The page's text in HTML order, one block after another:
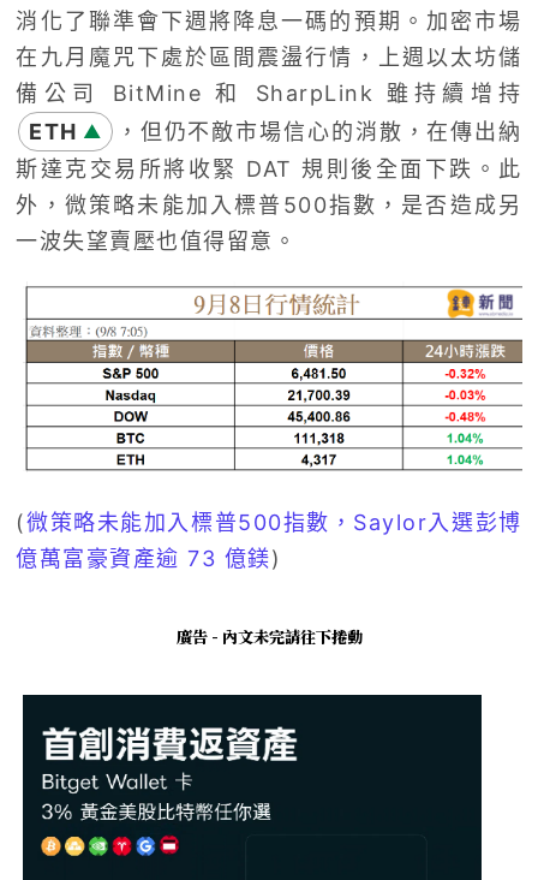
消化了聯準會下週將降息一碼的預期。加密市場
在九月魔咒下處於區間震盪行情，上週以太坊儲
備公司 BitMine 和 SharpLink 雖持續增持
ETH ▲
，但仍不敵市場信心的消散，在傳出納
斯達克交易所將收緊 DAT 規則後全面下跌。此
外，微策略未能加入標普500指數，是否造成另
一波失望賣壓也值得留意。
(微策略未能加入標普500指數，Saylor入選彭博
億萬富豪資產逾 73 億鎂)
廣告 - 內文未完請往下捲動